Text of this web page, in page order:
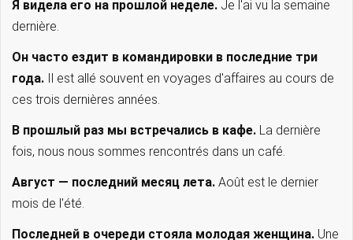
Я видела его на прошлой неделе. Je l'ai vu la semaine
dernière.
Он часто ездит в командировки в последние три
года. Il est allé souvent en voyages d'affaires au cours de
ces trois dernières années.
В прошлый раз мы встречались в кафе. La dernière
fois, nous nous sommes rencontrés dans un café.
Август — последний месяц лета. Août est le dernier
mois de l'été.
Последней в очереди стояла молодая женщина. Une